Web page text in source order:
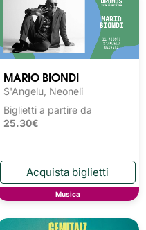
MARIO BIONDI
S'Angelu, Neoneli
Biglietti a partire da
25.30€
Musica